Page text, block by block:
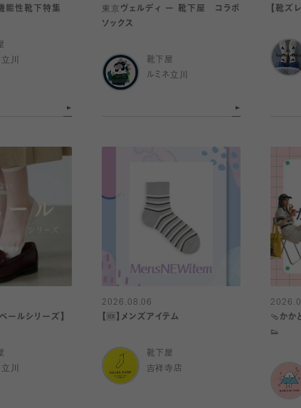
機能性靴下特集
川
東京ヴェルディ ー 靴下屋 コラボ
ソックス
靴下屋
ルミネ立川
【靴ズ
ールシリーズ】
川
2026.08.06
【🆕】メンズアイテム
靴下屋
吉祥寺店
🩴かか
👟